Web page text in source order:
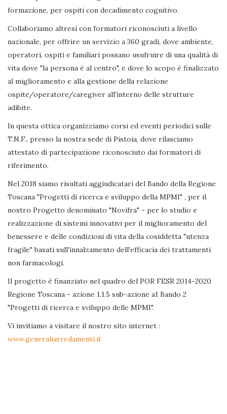
formazione, per ospiti con decadimento cognitivo.
Collaboriamo altresì con formatori riconosciuti a livello
nazionale, per offrire un servizio a 360 gradi, dove ambiente,
operatori, ospiti e familiari possano usufruire di una qualità di
vita dove "la persona è al centro", e dove lo scopo è finalizzato
al miglioramento e alla gestione della relazione
ospite/operatore/caregiver all'interno delle strutture
adibite.
In questa ottica organizziamo corsi ed eventi periodici sulle
T.N.F., presso la nostra sede di Pistoia, dove rilasciamo
attestato di partecipazione riconosciuto dai formatori di
riferimento.
Nel 2018 siamo risultati aggiudicatari del Bando della Regione
Toscana "Progetti di ricerca e sviluppo della MPMI" , per il
nostro Progetto denominato "Novifra" - per lo studio e
realizzazione di sistemi innovativi per il miglioramento del
benessere e delle condizioni di vita della cosiddetta "utenza
fragile" basati sull'innalzamento dell'efficacia dei trattamenti
non farmacologi.
Il progetto è finanziato nel quadro del POR FESR 2014-2020
Regione Toscana - azione 1.1.5 sub-azione a1 Bando 2
"Progetti di ricerca e sviluppo delle MPMI".
Vi invitiamo a visitare il nostro sito internet :
www.generaliarredamenti.it